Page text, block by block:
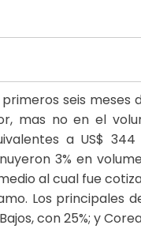
seis meses
mas no en el
a US$
3% en
al cual fue
Los principales
con 25%; y